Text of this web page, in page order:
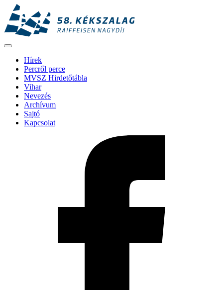
Hírek
Percről perce
MVSZ Hirdetőtábla
Vihar
Nevezés
Archívum
Sajtó
Kapcsolat